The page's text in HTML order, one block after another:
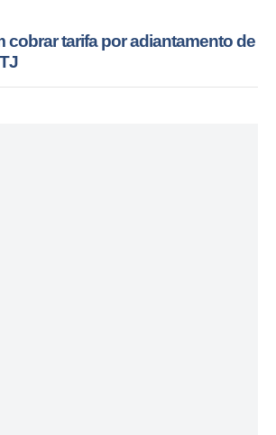
cobrar tarifa por adiantamento de